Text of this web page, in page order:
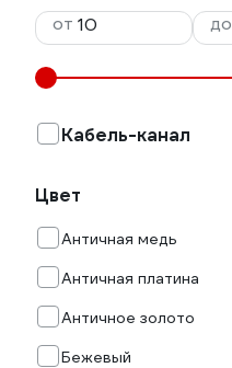
от
до
Кабель-канал
Цвет
Античная медь
Античная платина
Античное золото
Бежевый